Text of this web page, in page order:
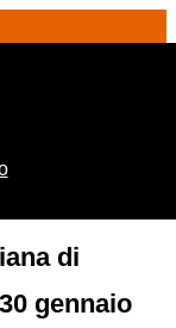
di
gennaio